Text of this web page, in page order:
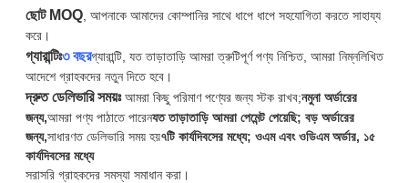
ছোট MOQ , আপনাকে আমাদের কোম্পানির সাথে ধাপে ধাপে সহযোগিতা করতে সাহায্য
করে।
গ্যারান্টিঃ৩ বছরগ্যারান্টি, যত তাড়াতাড়ি আমরা ত্রুটিপূর্ণ পণ্য নিশ্চিত, আমরা নিম্নলিখিত
আদেশে গ্রাহকদের নতুন দিতে হবে।
দ্রুত ডেলিভারি সময়ঃ আমরা কিছু পরিমাণ পণ্যের জন্য স্টক রাখব;নমুনা অর্ডারের
জন্য,আমরা পণ্য পাঠাতে পারেনযত তাড়াতাড়ি আমরা পেমেন্ট পেয়েছি; বড় অর্ডারের
জন্য,সাধারণত ডেলিভারি সময় হয়৭টি কার্যদিবসের মধ্যে; ওএম এবং ওডিএম অর্ডার, ১৫
কার্যদিবসের মধ্যে
সরাসরি গ্রাহকদের সমস্যা সমাধান করা।